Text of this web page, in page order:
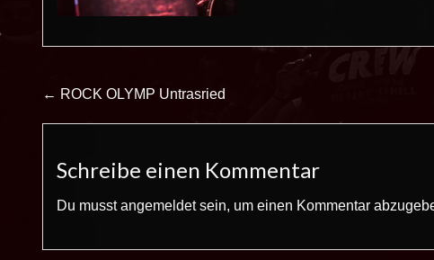
Beitrags-
Navigation
← ROCK OLYMP Untrasried
Schreibe einen Kommentar
Du musstangemeldetsein, um einen Kommentar